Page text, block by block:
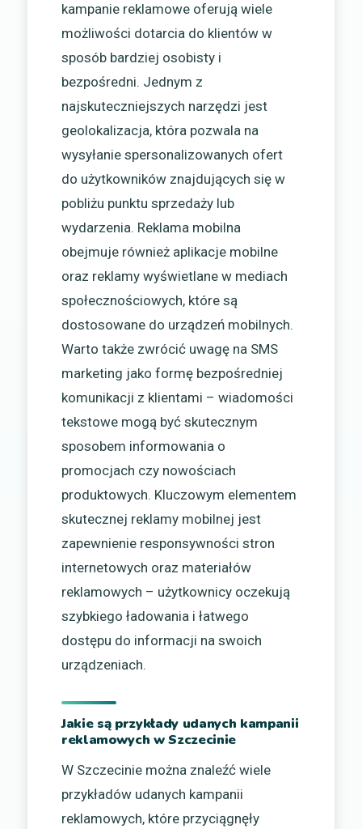
kampanie reklamowe oferują wiele
możliwości dotarcia do klientów w
sposób bardziej osobisty i
bezpośredni. Jednym z
najskuteczniejszych narzędzi jest
geolokalizacja, która pozwala na
wysyłanie spersonalizowanych ofert
do użytkowników znajdujących się w
pobliżu punktu sprzedaży lub
wydarzenia. Reklama mobilna
obejmuje również aplikacje mobilne
oraz reklamy wyświetlane w mediach
społecznościowych, które są
dostosowane do urządzeń mobilnych.
Warto także zwrócić uwagę na SMS
marketing jako formę bezpośredniej
komunikacji z klientami – wiadomości
tekstowe mogą być skutecznym
sposobem informowania o
promocjach czy nowościach
produktowych. Kluczowym elementem
skutecznej reklamy mobilnej jest
zapewnienie responsywności stron
internetowych oraz materiałów
reklamowych – użytkownicy oczekują
szybkiego ładowania i łatwego
dostępu do informacji na swoich
urządzeniach.
Jakie są przykłady udanych kampanii
reklamowych w Szczecinie
W Szczecinie można znaleźć wiele
przykładów udanych kampanii
reklamowych, które przyciągnęły